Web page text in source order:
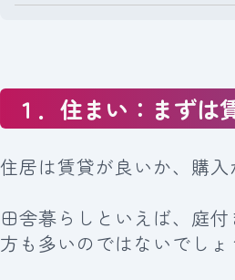
１．住まい：まずは
住居は賃貸が良いか、購
田舎暮らしといえば、庭
方も多いのではないでしょ